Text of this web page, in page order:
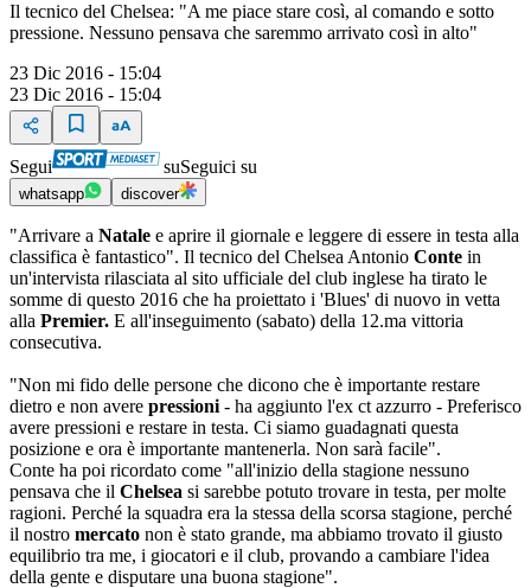
Il tecnico del Chelsea: "A me piace stare così, al comando e sotto
pressione. Nessuno pensava che saremmo arrivato così in alto"
23 Dic 2016 - 15:04
23 Dic 2016 - 15:04
Segui suSeguici su
whatsapp discover
"Arrivare a Natale e aprire il giornale e leggere di essere in testa alla
classifica è fantastico". Il tecnico del Chelsea Antonio Conte in
un'intervista rilasciata al sito ufficiale del club inglese ha tirato le
somme di questo 2016 che ha proiettato i 'Blues' di nuovo in vetta
alla Premier. E all'inseguimento (sabato) della 12.ma vittoria
consecutiva.
"Non mi fido delle persone che dicono che è importante restare
dietro e non avere pressioni - ha aggiunto l'ex ct azzurro - Preferisco
avere pressioni e restare in testa. Ci siamo guadagnati questa
posizione e ora è importante mantenerla. Non sarà facile".
Conte ha poi ricordato come "all'inizio della stagione nessuno
pensava che il Chelsea si sarebbe potuto trovare in testa, per molte
ragioni. Perché la squadra era la stessa della scorsa stagione, perché
il nostro mercato non è stato grande, ma abbiamo trovato il giusto
equilibrio tra me, i giocatori e il club, provando a cambiare l'idea
della gente e disputare una buona stagione".